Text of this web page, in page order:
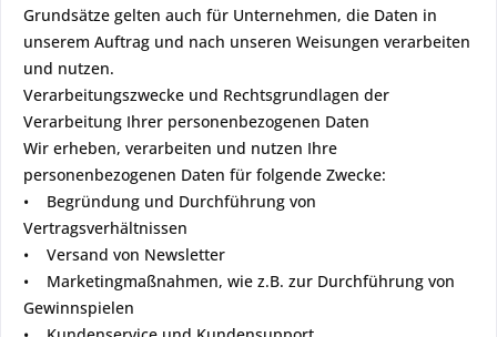
Grundsätze gelten auch für Unternehmen, die Daten in
unserem Auftrag und nach unseren Weisungen verarbeiten
und nutzen.
Verarbeitungszwecke und Rechtsgrundlagen der
Verarbeitung Ihrer personenbezogenen Daten
Wir erheben, verarbeiten und nutzen Ihre
personenbezogenen Daten für folgende Zwecke:
• Begründung und Durchführung von
Vertragsverhältnissen
• Versand von Newsletter
• Marketingmaßnahmen, wie z.B. zur Durchführung von
Gewinnspielen